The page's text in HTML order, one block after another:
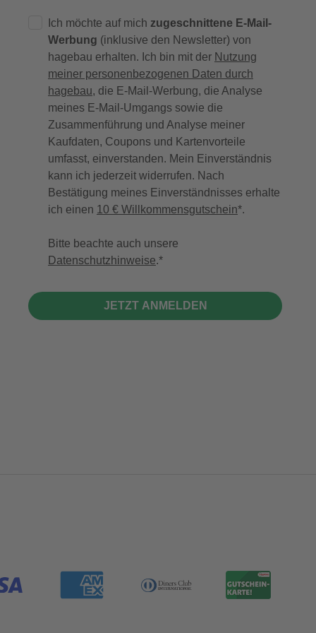
Ich möchte auf mich zugeschnittene E-Mail-
Werbung (inklusive den Newsletter) von
hagebau erhalten. Ich bin mit der Nutzung
meiner personenbezogenen Daten durch
hagebau, die E-Mail-Werbung, die Analyse
meines E-Mail-Umgangs sowie die
Zusammenführung und Analyse meiner
Kaufdaten, Coupons und Kartenvorteile
umfasst, einverstanden. Mein Einverständnis
kann ich jederzeit widerrufen. Nach
Bestätigung meines Einverständnisses erhalte
ich einen 10 € Willkommensgutschein*.
Bitte beachte auch unsere
Datenschutzhinweise.
JETZT ANMELDEN